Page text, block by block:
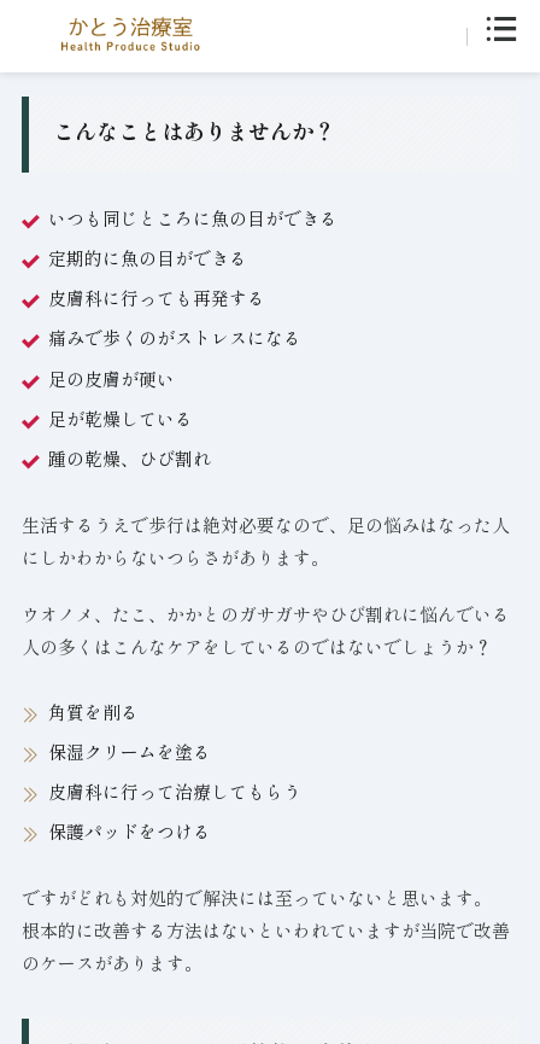
こんなことはありませんか？
いつも同じところに魚の目ができる
定期的に魚の目ができる
皮膚科に行っても再発する
痛みで歩くのがストレスになる
足の皮膚が硬い
足が乾燥している
踵の乾燥、ひび割れ
生活するうえで歩行は絶対必要なので、足の悩みはなった人
にしかわからないつらさがあります。
ウオノメ、たこ、かかとのガサガサやひび割れに悩んでいる
人の多くはこんなケアをしているのではないでしょうか？
角質を削る
保湿クリームを塗る
皮膚科に行って治療してもらう
保護パッドをつける
ですがどれも対処的で解決には至っていないと思います。
根本的に改善する方法はないといわれていますが当院で改善
のケースがあります。